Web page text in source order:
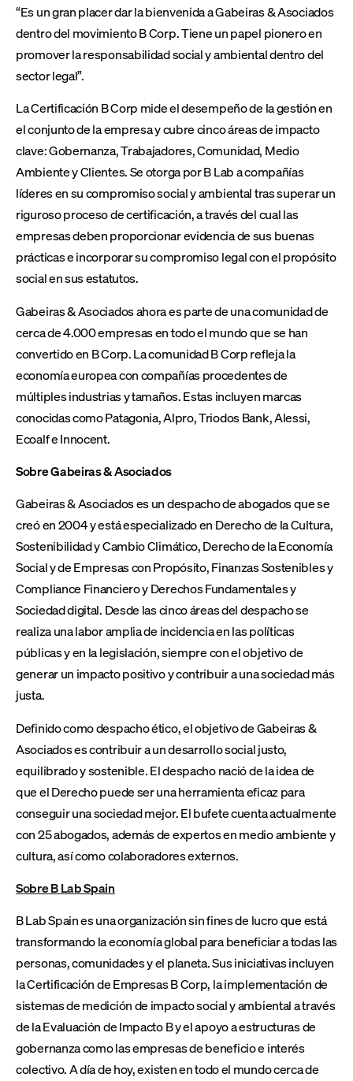
“Es un gran placer dar la bienvenida a Gabeiras & Asociados
dentro del movimiento B Corp. Tiene un papel pionero en
promover la responsabilidad social y ambiental dentro del
sector legal”.
La Certificación B Corp mide el desempeño de la gestión en
el conjunto de la empresa y cubre cinco áreas de impacto
clave: Gobernanza, Trabajadores, Comunidad, Medio
Ambiente y Clientes. Se otorga por B Lab a compañías
líderes en su compromiso social y ambiental tras superar un
riguroso proceso de certificación, a través del cual las
empresas deben proporcionar evidencia de sus buenas
prácticas e incorporar su compromiso legal con el propósito
social en sus estatutos.
Gabeiras & Asociados ahora es parte de una comunidad de
cerca de 4.000 empresas en todo el mundo que se han
convertido en B Corp. La comunidad B Corp refleja la
economía europea con compañías procedentes de
múltiples industrias y tamaños. Estas incluyen marcas
conocidas como Patagonia, Alpro, Triodos Bank, Alessi,
Ecoalf e Innocent.
Sobre Gabeiras & Asociados
Gabeiras & Asociados es un despacho de abogados que se
creó en 2004 y está especializado en Derecho de la Cultura,
Sostenibilidad y Cambio Climático, Derecho de la Economía
Social y de Empresas con Propósito, Finanzas Sostenibles y
Compliance Financiero y Derechos Fundamentales y
Sociedad digital. Desde las cinco áreas del despacho se
realiza una labor amplia de incidencia en las políticas
públicas y en la legislación, siempre con el objetivo de
generar un impacto positivo y contribuir a una sociedad más
justa.
Definido como despacho ético, el objetivo de Gabeiras &
Asociados es contribuir a un desarrollo social justo,
equilibrado y sostenible. El despacho nació de la idea de
que el Derecho puede ser una herramienta eficaz para
conseguir una sociedad mejor. El bufete cuenta actualmente
con 25 abogados, además de expertos en medio ambiente y
cultura, así como colaboradores externos.
Sobre B Lab Spain
B Lab Spain es una organización sin fines de lucro que está
transformando la economía global para beneficiar a todas las
personas, comunidades y el planeta. Sus iniciativas incluyen
la Certificación de Empresas B Corp, la implementación de
sistemas de medición de impacto social y ambiental a través
de la Evaluación de Impacto B y el apoyo a estructuras de
gobernanza como las empresas de beneficio e interés
colectivo. A día de hoy, existen en todo el mundo cerca de